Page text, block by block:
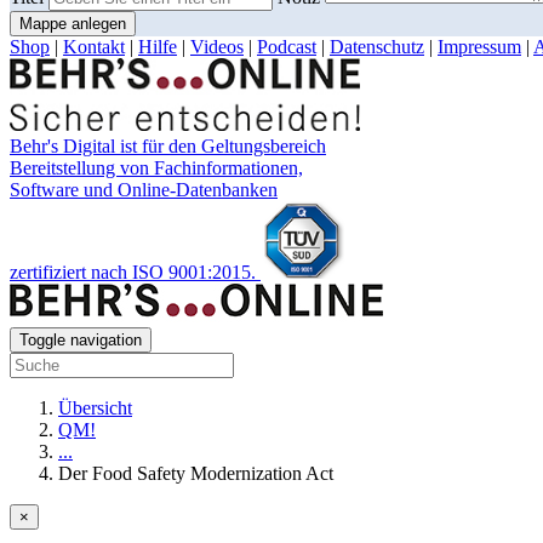
Mappe anlegen
Shop | Kontakt | Hilfe | Videos | Podcast | Datenschutz | Impressum |
Behr's Digital ist für den Geltungsbereich
Bereitstellung von Fachinformationen,
Software und Online-Datenbanken
zertifiziert nach ISO 9001:2015.
Toggle navigation
Übersicht
QM!
...
Der Food Safety Modernization Act
×